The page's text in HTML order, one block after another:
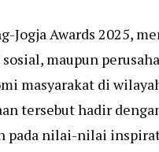
Jogja Awards 2025,
maupun
masyarakat di
tersebut hadir
pada nilai-nilai